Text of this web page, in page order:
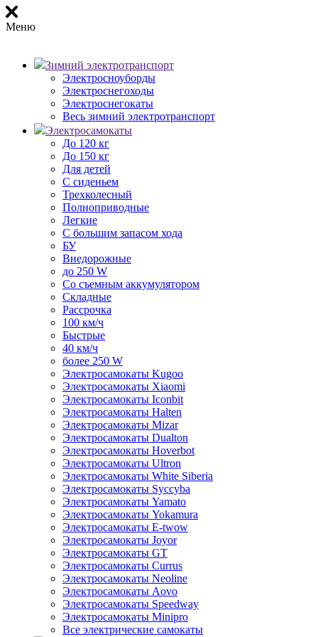
Меню
Зимний электротранспорт
Электросноуборды
Электроснегоходы
Электроснегокаты
Весь зимний электротранспорт
Электросамокаты
До 120 кг
До 150 кг
Для детей
С сиденьем
Трехколесный
Полноприводные
Легкие
С большим запасом хода
БУ
Внедорожные
до 250 W
Со съемным аккумулятором
Складные
Рассрочка
100 км/ч
Быстрые
40 км/ч
более 250 W
Электросамокаты Kugoo
Электросамокаты Xiaomi
Электросамокаты Iconbit
Электросамокаты Halten
Электросамокаты Mizar
Электросамокаты Dualton
Электросамокаты Hoverbot
Электросамокаты Ultron
Электросамокаты White Siberia
Электросамокаты Syccyba
Электросамокаты Yamato
Электросамокаты Yokamura
Электросамокаты E-twow
Электросамокаты Joyor
Электросамокаты GT
Электросамокаты Currus
Электросамокаты Neoline
Электросамокаты Aovo
Электросамокаты Speedway
Электросамокаты Minipro
Все электрические самокаты